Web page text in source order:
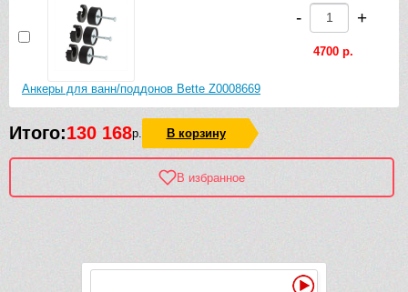
Анкеры для ванн/поддонов Bette Z0008669
- +
4700 р.
Итого:130 168р. В корзину
В избранное